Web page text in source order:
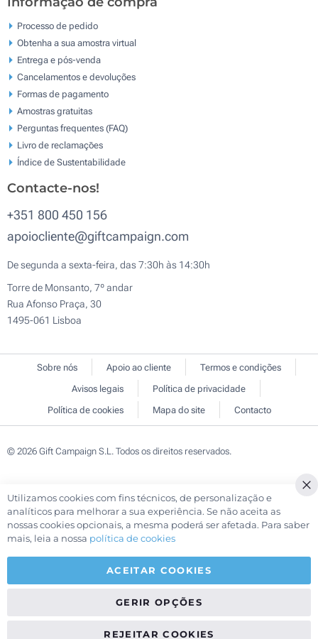
Processo de pedido
Obtenha a sua amostra virtual
Entrega e pós-venda
Cancelamentos e devoluções
Formas de pagamento
Amostras gratuitas
Perguntas frequentes (FAQ)
Livro de reclamaçōes
Índice de Sustentabilidade
Contacte-nos!
+351 800 450 156
apoiocliente@giftcampaign.com
De segunda a sexta-feira, das 7:30h às 14:30h
Torre de Monsanto, 7º andar
Rua Afonso Praça, 30
1495-061 Lisboa
Sobre nós Apoio ao cliente
Termos e condições
Avisos legais
Política de privacidade
Política de cookies
Mapa do site Contacto
© 2026 Gift Campaign S.L. Todos os direitos reservados.
Utilizamos cookies com fins técnicos, de personalização e
analíticos para melhorar a sua experiência. Se não aceita as
nossas cookies opcionais, a mesma poderá ser afetada. Para saber
mais, leia a nossa política de cookies
ACEITAR COOKIES
GERIR OPÇÕES
REJEITAR COOKIES